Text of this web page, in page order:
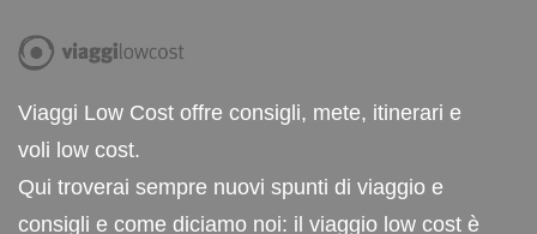
Viaggi Low Cost offre consigli, mete, itinerari e
voli low cost.
Qui troverai sempre nuovi spunti di viaggio e
consigli e come diciamo noi: il viaggio low cost è